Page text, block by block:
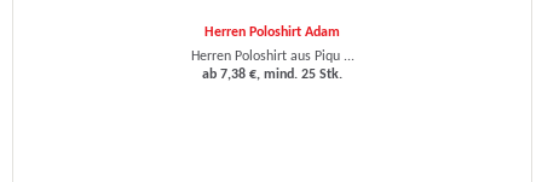
Herren Poloshirt Adam
Herren Poloshirt aus Piqu ...
ab 7,38 €, mind. 25 Stk.